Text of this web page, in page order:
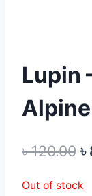
Lupin
৳120.00 ৳
Out of stock